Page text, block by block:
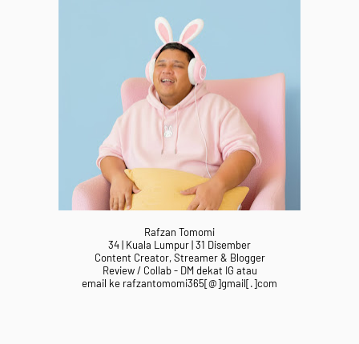
Rafzan Tomomi
34 | Kuala Lumpur | 31 Disember
Content Creator, Streamer & Blogger
Review / Collab - DM dekat IG atau
email ke rafzantomomi365[@]gmail[.]com